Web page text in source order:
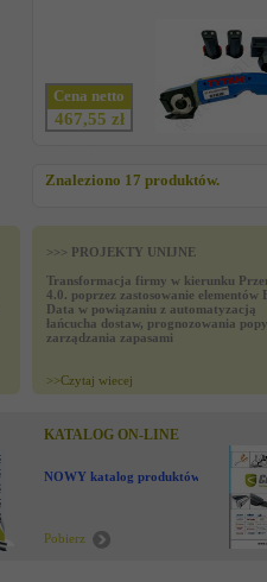
Cena netto
467,55 zł
Znaleziono 17 produktów.
>>> PROJEKTY UNIJNE
Transformacja firmy w kierunku
4.0. poprzez zastosowanie elementów
Data w powiązaniu z automatyzacją
łańcucha dostaw, prognozowania
zarządzania zapasami
>>Czytaj wiecej
KATALOG ON-LINE
NOWY katalog produktów !
Pobierz